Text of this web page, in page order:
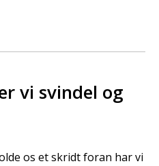
vi svindel og
os et skridt foran har vi